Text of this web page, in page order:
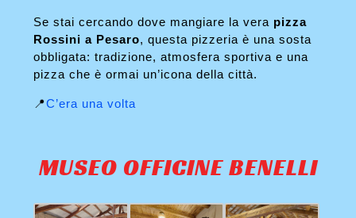
Se stai cercando dove mangiare la vera pizza
Rossini a Pesaro, questa pizzeria è una sosta
obbligata: tradizione, atmosfera sportiva e una
pizza che è ormai un’icona della città.
📍C’era una volta
MUSEO OFFICINE BENELLI